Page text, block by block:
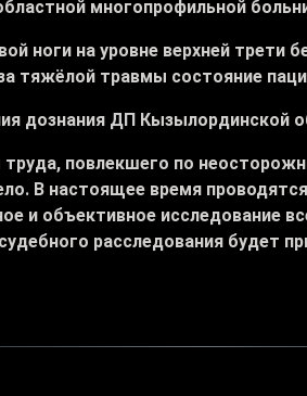
многопрофильной
ноги на уровне верхней трети
тяжёлой травмы состояние
дознания ДП Кызылординской
повлекшего по
В настоящее время
и объективное исследование
расследования будет